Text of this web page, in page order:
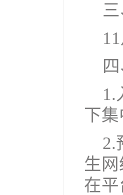
1.
下
2.
生
在